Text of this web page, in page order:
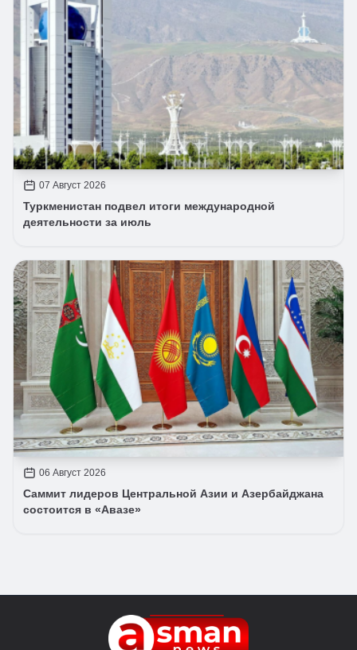
07 Август 2026
Туркменистан подвел итоги международной
деятельности за июль
06 Август 2026
Саммит лидеров Центральной Азии и Азербайджана
состоится в «Авазе»